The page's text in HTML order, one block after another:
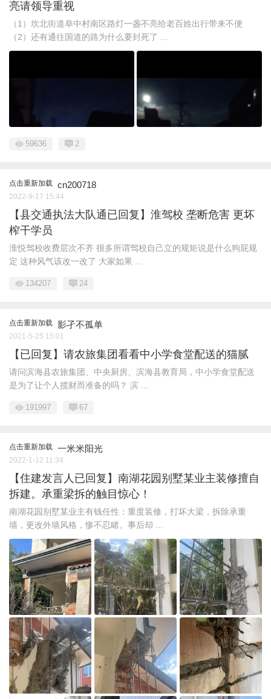
亮请领导重视
（1）坎北街道阜中村南区路灯一盏不亮给老百姓出行带来不便
（2）还有通往国道的路为什么要封死了 ...
59636 2
点击重新加载 cn200718
2022-9-17 15:44
【县交通执法大队通已回复】淮驾校 垄断危害 更坏
榨干学员
淮悦驾校收费层次不齐 很多所谓驾校自己立的规矩说是什么狗屁规
定 这种风气该改一改了 大家如果 ...
134207 24
点击重新加载 影孑不孤单
2021-5-25 15:01
【已回复】请农旅集团看看中小学食堂配送的猫腻
请问滨海县农旅集团、中央厨房、滨海县教育局，中小学食堂配送
是为了让个人揽财而准备的吗？ 滨 ...
191997 67
点击重新加载 一米米阳光
2022-1-12 11:34
【住建发言人已回复】南湖花园别墅某业主装修擅自
拆建。承重梁拆的触目惊心！
南湖花园别墅某业主有钱任性：重度装修，打坏大梁，拆除承重
墙，更改外墙风格，惨不忍睹。事后却 ...